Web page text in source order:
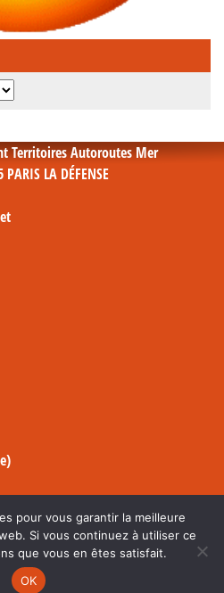
Territoires Autoroutes Mer
LA DÉFENSE
pour vous garantir la meilleure
Si vous continuez à utiliser ce
que vous en êtes satisfait.
OK